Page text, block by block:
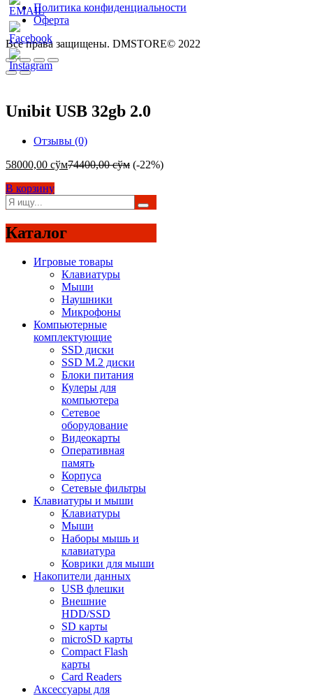
Политика конфиденциальности
Оферта
Все права защищены. DMSTORE© 2022
Unibit USB 32gb 2.0
Отзывы (0)
58000,00 сўм74400,00сўм (-22%)
В корзину
Каталог
Игровые товары
Клавиатуры
Мыши
Наушники
Микрофоны
Компьютерные
комплектующие
SSD диски
SSD M.2 диски
Блоки питания
Кулеры для
компьютера
Сетевое
оборудование
Видеокарты
Оперативная
память
Корпуса
Сетевые фильтры
Клавиатуры и мыши
Клавиатуры
Мыши
Наборы мышь и
клавиатура
Коврики для мыши
Накопители данных
USB флешки
Внешние
HDD/SSD
SD карты
microSD карты
Compact Flash
карты
Card Readers
Аксессуары для